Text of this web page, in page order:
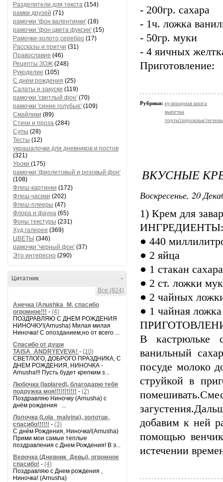
Разделители для текста (154)
рамки друзей (71)
рамочки 'фон валентинки' (18)
рамочки 'фон цвета фуксии' (15)
Рамочки-золото,серебро (17)
Рассказы и притчи (31)
Православие (46)
Рецепты ЗОЖ (248)
Рукоделие (105)
С днём рождения (25)
Салаты и закуски (119)
рамочки 'светлый фон' (70)
рамочки 'синие голубые' (109)
Смайлики (89)
Стихи и проза (284)
Супы (28)
Тесты (12)
украшалочки для дневников и постов
(321)
Уроки (175)
рамочки 'фиолетовый и розовый фон'
(108)
Флеш-картинки (172)
Флеш-часики (202)
Флеш-плееры (47)
Флора и фауна (65)
Фоны текстуры (231)
Худ.галерея (369)
ЦВЕТЫ (346)
рамочки 'черный фон' (37)
Это интересно (290)
-
Цитатник
Все (824)
Анечка (Anushka_M, спасибо
огромное!!! - (4)
ПОЗДРАВЛЯЮ С ДНЕМ РОЖДЕНИЯ
НИНОЧКУ!(Arnusha) Милая милая
Ниночка! С опозданием,но от всего ...
Спасибо от души
TAISA_ANDRYEVEVA! - (10)
СВЕТЛОГО, ДОБРОГО ПРАЗДНИКА, С
ДНЕМ РОЖДЕНИЯ, НИНОЧКА -
Arnusha!!! Пусть будет крепким з...
Любочка (laplared), благодарю тебя
подружка моя!!!!!!!!!!! - (2)
Поздравляю Ниночку (Arnusha) с
днём рождения ...
Лолочка (Lola_malvina), золотце,
спасибо!!!!!! - (3)
С днём Рождения, Ниночка!(Аrnusha)
Прими мои самые теплые
поздравления с Днем Рождения! В э...
Верочка (Дневник_Девы), огромное
спасибо! - (4)
Поздравляю с Днем рождения ,
Ниночка! (Arnusha)
- 200гр. сахара
- 1ч. ложка
- 50гр. муки
- 4 яичных
Приготовление:
Рубрики: кулинарная книга
выпечка
ВКУСНЫЕ
Воскресенье, 20
1) Крем для
ИНГРЕДИЕНТЫ:
● 440
● 2 яйца
● 1 стакан сахара
● 2 ст. ложки
● 2 чайных
● 1 чайная
В кастрюльке
ванильный
посуде молоко
струйкой в
добавим к ней
помощью
истечении